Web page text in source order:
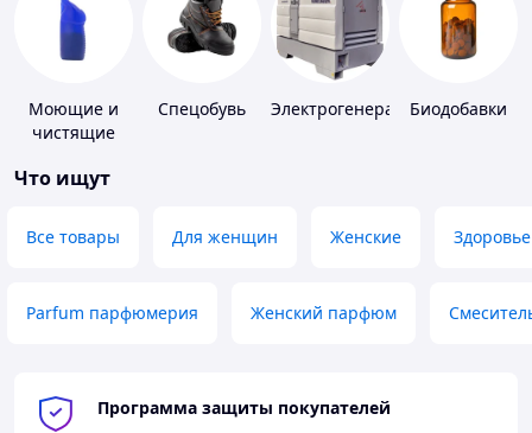
Моющие и
чистящие
Спецобувь ЭлектрогенераторыБиодобавки
Что ищут
Все товары Для женщин Женские Здоровье
Parfum парфюмерия Женский парфюм
Программа защиты покупателей